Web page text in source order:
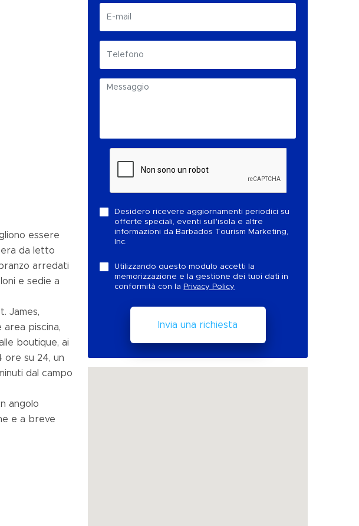
essere
da letto
arredati
e sedie a
James,
area piscina,
boutique, ai
ore su 24, un
dal campo
angolo
e a breve
Desidero ricevere aggiornamenti periodici su
offerte speciali, eventi sull'isola e altre
informazioni da Barbados Tourism Marketing,
Inc.
Utilizzando questo modulo accetti la
memorizzazione e la gestione dei tuoi dati in
conformità con la Privacy Policy